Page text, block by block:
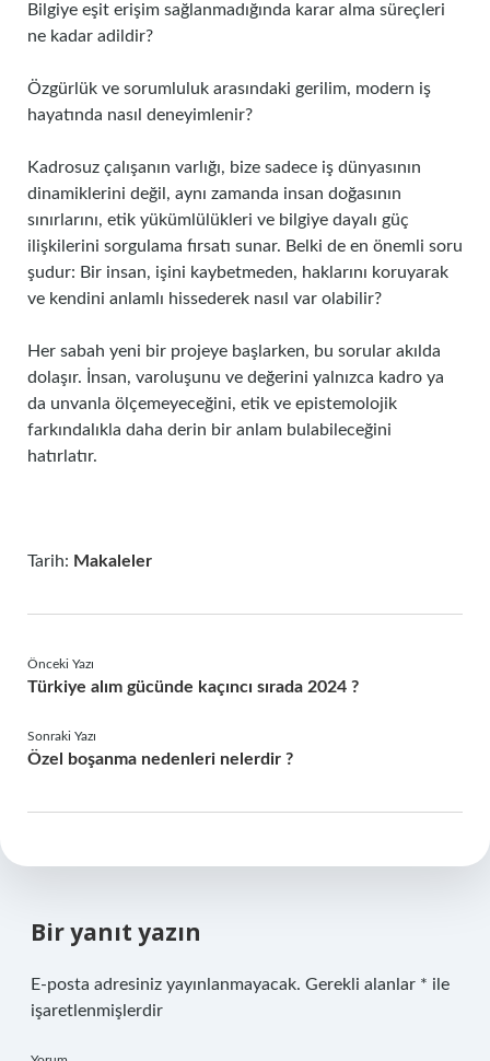
Bilgiye eşit erişim sağlanmadığında karar alma süreçleri
ne kadar adildir?
Özgürlük ve sorumluluk arasındaki gerilim, modern iş
hayatında nasıl deneyimlenir?
Kadrosuz çalışanın varlığı, bize sadece iş dünyasının
dinamiklerini değil, aynı zamanda insan doğasının
sınırlarını, etik yükümlülükleri ve bilgiye dayalı güç
ilişkilerini sorgulama fırsatı sunar. Belki de en önemli soru
şudur: Bir insan, işini kaybetmeden, haklarını koruyarak
ve kendini anlamlı hissederek nasıl var olabilir?
Her sabah yeni bir projeye başlarken, bu sorular akılda
dolaşır. İnsan, varoluşunu ve değerini yalnızca kadro ya
da unvanla ölçemeyeceğini, etik ve epistemolojik
farkındalıkla daha derin bir anlam bulabileceğini
hatırlatır.
Tarih: Makaleler
Önceki Yazı
Türkiye alım gücünde kaçıncı sırada 2024 ?
Sonraki Yazı
Özel boşanma nedenleri nelerdir ?
Bir yanıt yazın
E-posta adresiniz yayınlanmayacak. Gerekli alanlar * ile
işaretlenmişlerdir